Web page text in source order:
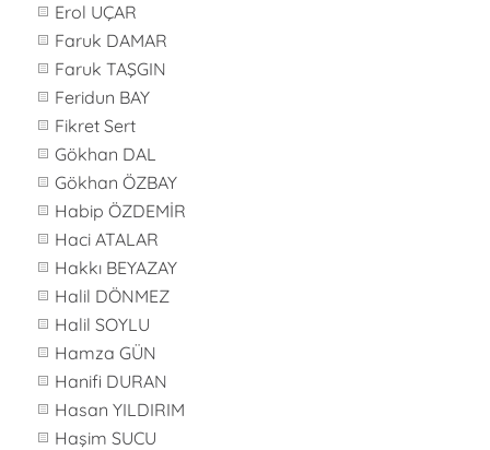
Erol UÇAR
Faruk DAMAR
Faruk TAŞGIN
Feridun BAY
Fikret Sert
Gökhan DAL
Gökhan ÖZBAY
Habip ÖZDEMİR
Haci ATALAR
Hakkı BEYAZAY
Halil DÖNMEZ
Halil SOYLU
Hamza GÜN
Hanifi DURAN
Hasan YILDIRIM
Haşim SUCU